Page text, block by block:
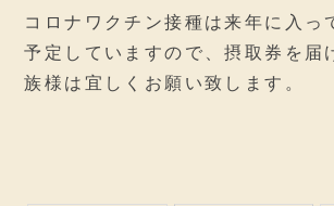
コロナワクチン接種は来年に入っ
予定していますので、摂取券を届
族様は宜しくお願い致します。